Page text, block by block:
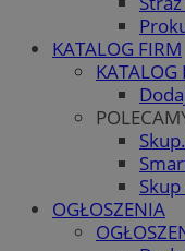
KATALOG FIRM
KATALOG
OGŁOSZENIA